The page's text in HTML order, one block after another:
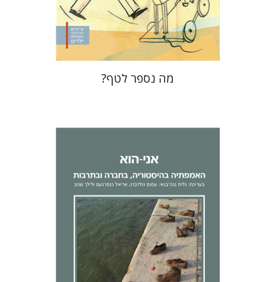
הנחת אתר ספר מודפס
$35
$32
מה נספר לטף?
לילך שגיב אריאל כנפו-נעם
גלית
נגה-בנאי
עמוס גולדברג